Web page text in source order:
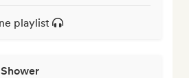
playlist